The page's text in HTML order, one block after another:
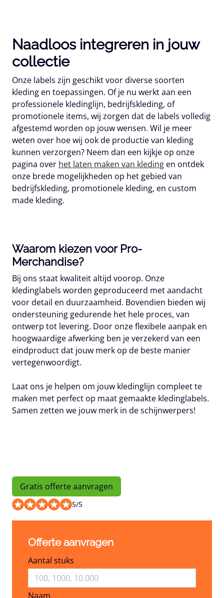
Naadloos integreren in jouw
collectie
Onze labels zijn geschikt voor diverse soorten
kleding en toepassingen. Of je nu werkt aan een
professionele kledinglijn, bedrijfskleding, of
promotionele items, wij zorgen dat de labels volledig
afgestemd worden op jouw wensen. Wil je meer
weten over hoe wij ook de productie van kleding
kunnen verzorgen? Neem dan een kijkje op onze
pagina over het laten maken van kleding en ontdek
onze brede mogelijkheden op het gebied van
bedrijfskleding, promotionele kleding, en custom
made kleding.
Waarom kiezen voor Pro-
Merchandise?
Bij ons staat kwaliteit altijd voorop. Onze
kledinglabels worden geproduceerd met aandacht
voor detail en duurzaamheid. Bovendien bieden wij
ondersteuning gedurende het hele proces, van
ontwerp tot levering. Door onze flexibele aanpak en
hoogwaardige afwerking ben je verzekerd van een
eindproduct dat jouw merk op de beste manier
vertegenwoordigt.
Laat ons je helpen om jouw kledinglijn compleet te
maken met perfect op maat gemaakte kledinglabels.
Samen zetten we jouw merk in de schijnwerpers!
Gratis offerte aanvragen
5/5
Offerte aanvragen
Aantal stuks
Naam